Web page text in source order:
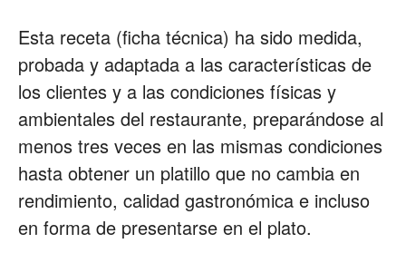
Restaurantes
Esta receta (ficha técnica) ha sido medida,
probada y adaptada a las características de
los clientes y a las condiciones físicas y
ambientales del restaurante, preparándose al
menos tres veces en las mismas condiciones
hasta obtener un platillo que no cambia en
rendimiento, calidad gastronómica e incluso
en forma de presentarse en el plato.